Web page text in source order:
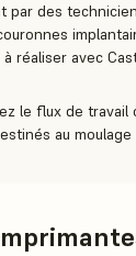
des
réaliser avec
le flux de travail
au